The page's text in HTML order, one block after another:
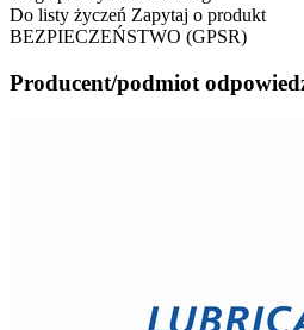
Do listy życzeń Zapytaj o produkt
BEZPIECZEŃSTWO (GPSR)
Producent/podmiot